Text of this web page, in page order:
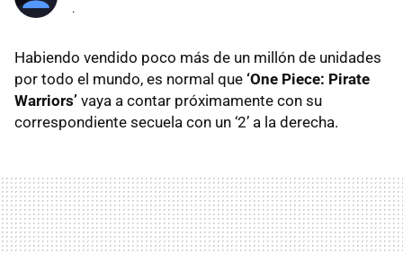
.
Habiendo vendido poco más de un millón de unidades
por todo el mundo, es normal que ‘One Piece: Pirate
Warriors’ vaya a contar próximamente con su
correspondiente secuela con un ‘2’ a la derecha.